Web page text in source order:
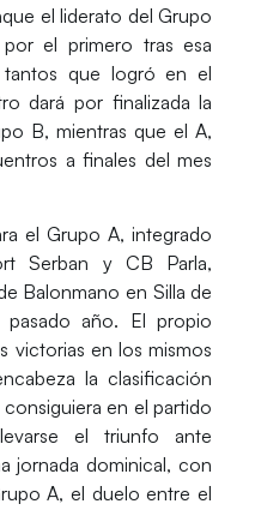
el liderato del Grupo
el primero tras esa
que logró en el
dará por finalizada la
B, mientras que el A,
a finales del mes
el Grupo A, integrado
Serban y CB Parla,
Balonmano en Silla de
año. El propio
victorias en los mismos
la clasificación
en el partido
el triunfo ante
jornada dominical, con
A, el duelo entre el